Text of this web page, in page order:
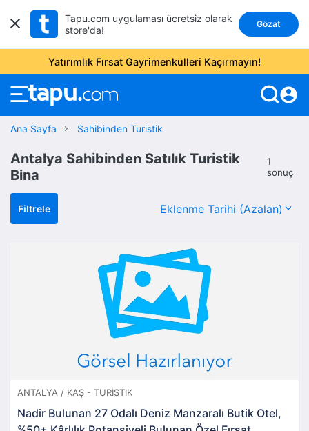
Tapu.com uygulaması ücretsiz olarak
store'da!
Gözat
Yatırımlık Fırsat Gayrimenkulleri Kaçırmayın!
account_circle
Ana Sayfa Sahibinden Turistik
Antalya Sahibinden Satılık Turistik
Bina
1
sonuç
Filtrele
ANTALYA / KAŞ - TURISTIK
Nadir Bulunan 27 Odalı Deniz Manzaralı Butik Otel,